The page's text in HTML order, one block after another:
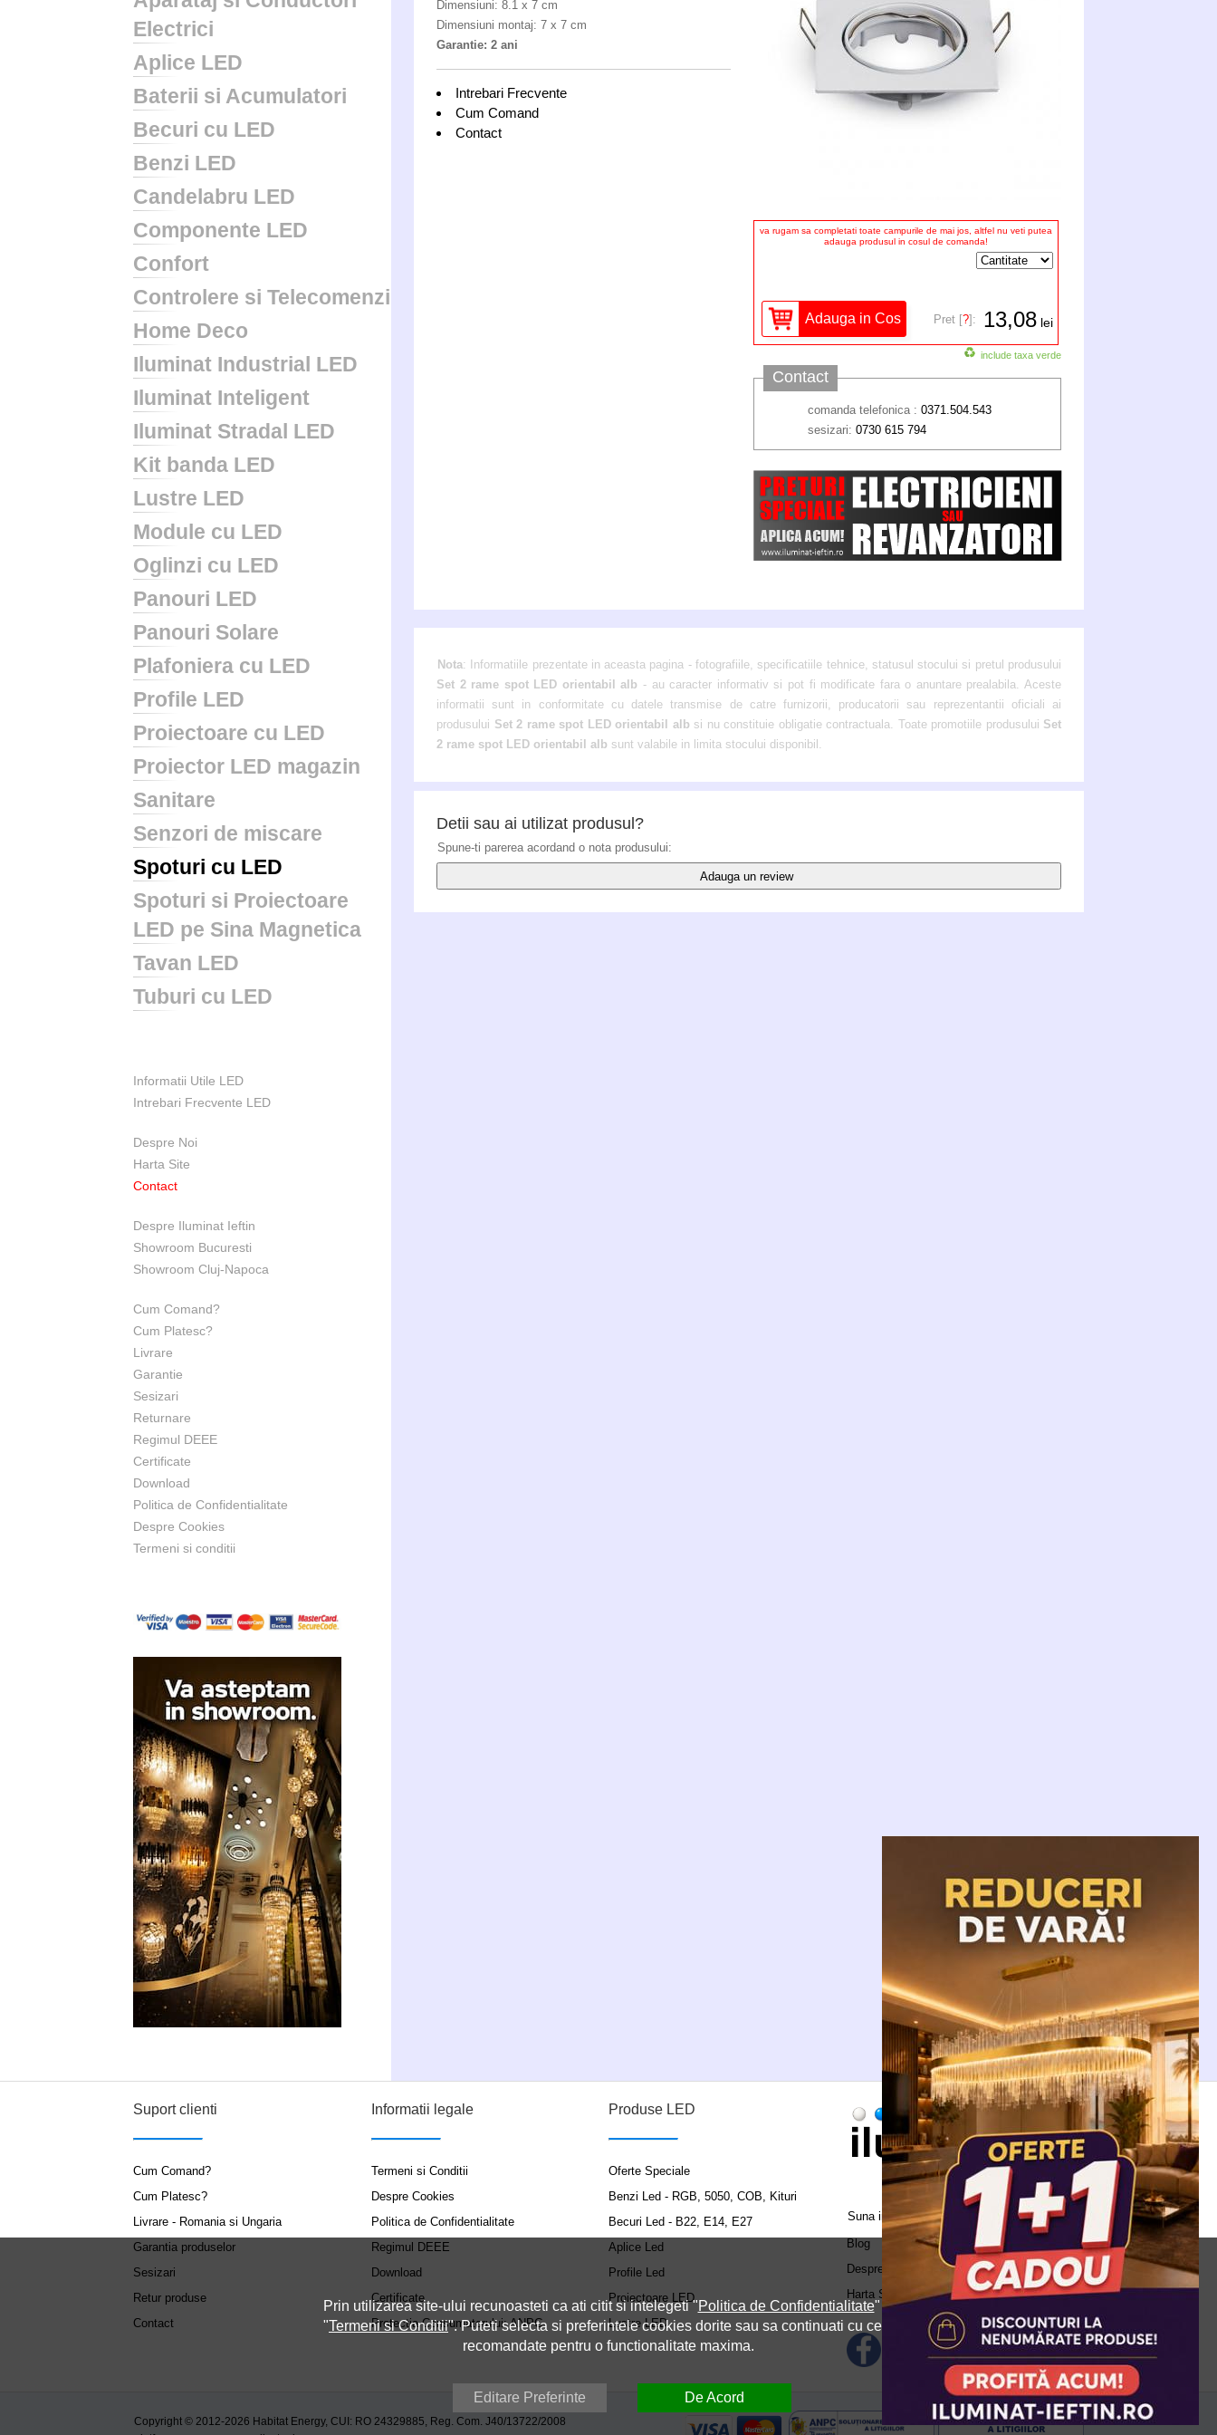
Electrici
Aplice LED
Baterii si Acumulatori
Becuri cu LED
Benzi LED
Candelabru LED
Componente LED
Confort
Controlere si Telecomenzi
Home Deco
Iluminat Industrial LED
Iluminat Inteligent
Iluminat Stradal LED
Kit banda LED
Lustre LED
Module cu LED
Oglinzi cu LED
Panouri LED
Panouri Solare
Plafoniera cu LED
Profile LED
Proiectoare cu LED
Proiector LED magazin
Sanitare
Senzori de miscare
Spoturi cu LED
Spoturi si Proiectoare
LED pe Sina Magnetica
Tavan LED
Tuburi cu LED
Informatii Utile LED
Intrebari Frecvente LED
Despre Noi
Harta Site
Contact
Despre Iluminat Ieftin
Showroom Bucuresti
Showroom Cluj-Napoca
Cum Comand?
Cum Platesc?
Livrare
Garantie
Sesizari
Returnare
Regimul DEEE
Certificate
Download
Politica de Confidentialitate
Despre Cookies
Termeni si conditii
Dimensiuni: 8.1 x 7 cm
Dimensiuni montaj: 7 x 7 cm
Garantie: 2 ani
Intrebari Frecvente
Cum Comand
Contact
va rugam sa completati toate campurile de mai jos, altfel nu veti putea
adauga produsul in cosul de comanda!
Pret [?]: 13,08 lei
include taxa verde
Contact
comanda telefonica : 0371.504.543
sesizari: 0730 615 794
Nota: Informatiile prezentate in aceasta pagina - fotografiile, specificatiile tehnice, statusul stocului si pretul produsului
Set 2 rame spot LED orientabil alb - au caracter informativ si pot fi modificate fara o anuntare prealabila. Aceste
informatii sunt in conformitate cu datele transmise de catre furnizorii, producatorii sau reprezentantii oficiali ai
produsului Set 2 rame spot LED orientabil alb si nu constituie obligatie contractuala. Toate promotiile produsului Set
2 rame spot LED orientabil alb sunt valabile in limita stocului disponibil.
Detii sau ai utilizat produsul?
Spune-ti parerea acordand o nota produsului:
Adauga un review
Suport clienti
Cum Comand?
Cum Platesc?
Livrare - Romania si Ungaria
Garantia produselor
Sesizari
Retur produse
Contact
Informatii legale
Termeni si Conditii
Despre Cookies
Politica de Confidentialitate
Regimul DEEE
Download
Certificate
Protecția Consumatorului: ANPC
Produse LED
Oferte Speciale
Benzi Led - RGB, 5050, COB, Kituri
Becuri Led - B22, E14, E27
Aplice Led
Profile Led
Proiectoare LED
Lustre LED
Suna in call center:
0371.504.543
Blog
Despre Noi
Harta Site
Copyright © 2012-2026 Habitat Energy, CUI: RO 24329885, Reg. Com. J40/13722/2008
Prin utilizarea site-ului recunoasteti ca ati citit si intelegeti "Politica de Confidentialitate" si
"Termeni si Conditii". Puteti selecta si preferintele cookies dorite sau sa continuati cu cele
recomandate pentru o functionalitate maxima.
Editare Preferinte De Acord